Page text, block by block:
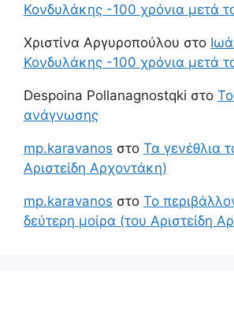
Κονδυλάκης -100 χρόνια μετά
Χριστίνα Αργυροπούλου στο
Κονδυλάκης -100 χρόνια μετά
Despoina Pollanagnostqki στο
ανάγνωσης
mp.karavanos στο Τα γενέθλια
Αριστείδη Αρχοντάκη)
mp.karavanos στο Το
δεύτερη μοίρα (του Αριστείδη